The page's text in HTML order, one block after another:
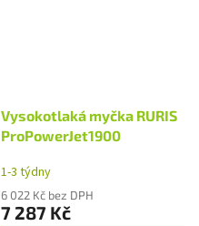
Vysokotlaká myčka RURIS
ProPowerJet1900
1-3 týdny
6 022 Kč bez DPH
7 287 Kč